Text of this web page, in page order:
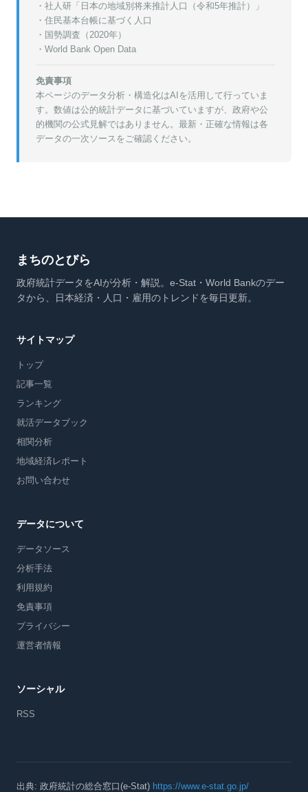
・ 社人研「日本の地域別将来推計人口（令和5年推計）」
・ 住民基本台帳に基づく人口
・ 国勢調査（2020年）
・World Bank Open Data
免責事項
本ページのデータ分析・構造化はAIを活用して行っていま
す。数値は公的統計データに基づいていますが、政府や公
的機関の公式見解ではありません。最新・正確な情報は各
データの一次ソースをご確認ください。
まちのとびら
政府統計データをAIが分析・解説。e-Stat・World Bankのデー
タから、日本経済・人口・雇用のトレンドを毎日更新。
サイトマップ
トップ
記事一覧
ランキング
就活データブック
相関分析
地域経済レポート
お問い合わせ
データについて
データソース
分析手法
利用規約
免責事項
プライバシー
運営者情報
ソーシャル
RSS
出典: 政府統計の総合窓口(e-Stat) https://www.e-stat.go.jp/